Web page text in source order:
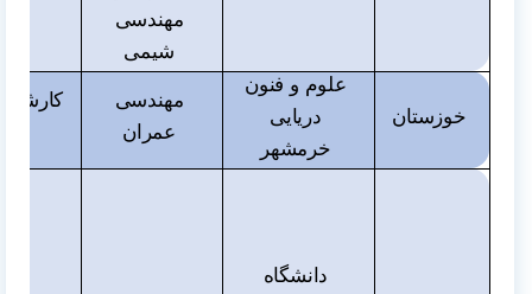
مهندسی
شیمی
خوزستان
علوم و فنون
دریایی
خرمشهر
مهندسی
عمران
دانشگاه